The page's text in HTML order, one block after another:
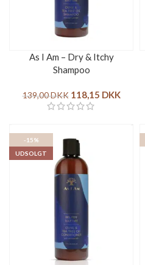
As I Am – Dry & Itchy
Shampoo
139,00DKK 118,15 DKK
-15%
UDSOLGT